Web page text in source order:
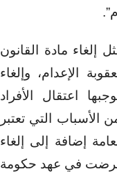
مادة القانون
الإعدام، وإلغاء
اعتقال الأفراد
الأسباب التي تعتبر
إضافة إلى إلغاء
فُرضت في عهد حكومة